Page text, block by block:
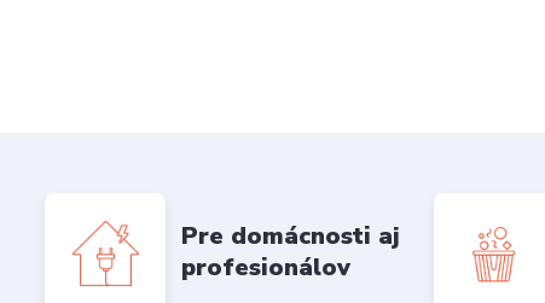
Pre domácnosti aj
profesionálov